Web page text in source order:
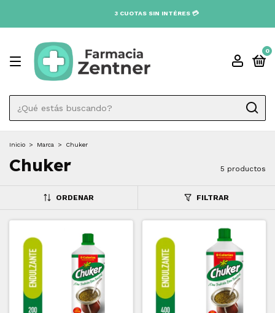
0
Inicio > Marca > Chuker
Chuker 5 productos
ORDENAR FILTRAR